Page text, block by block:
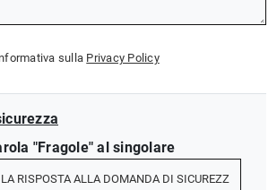
sulla Privacy Policy
"Fragole" al singolare